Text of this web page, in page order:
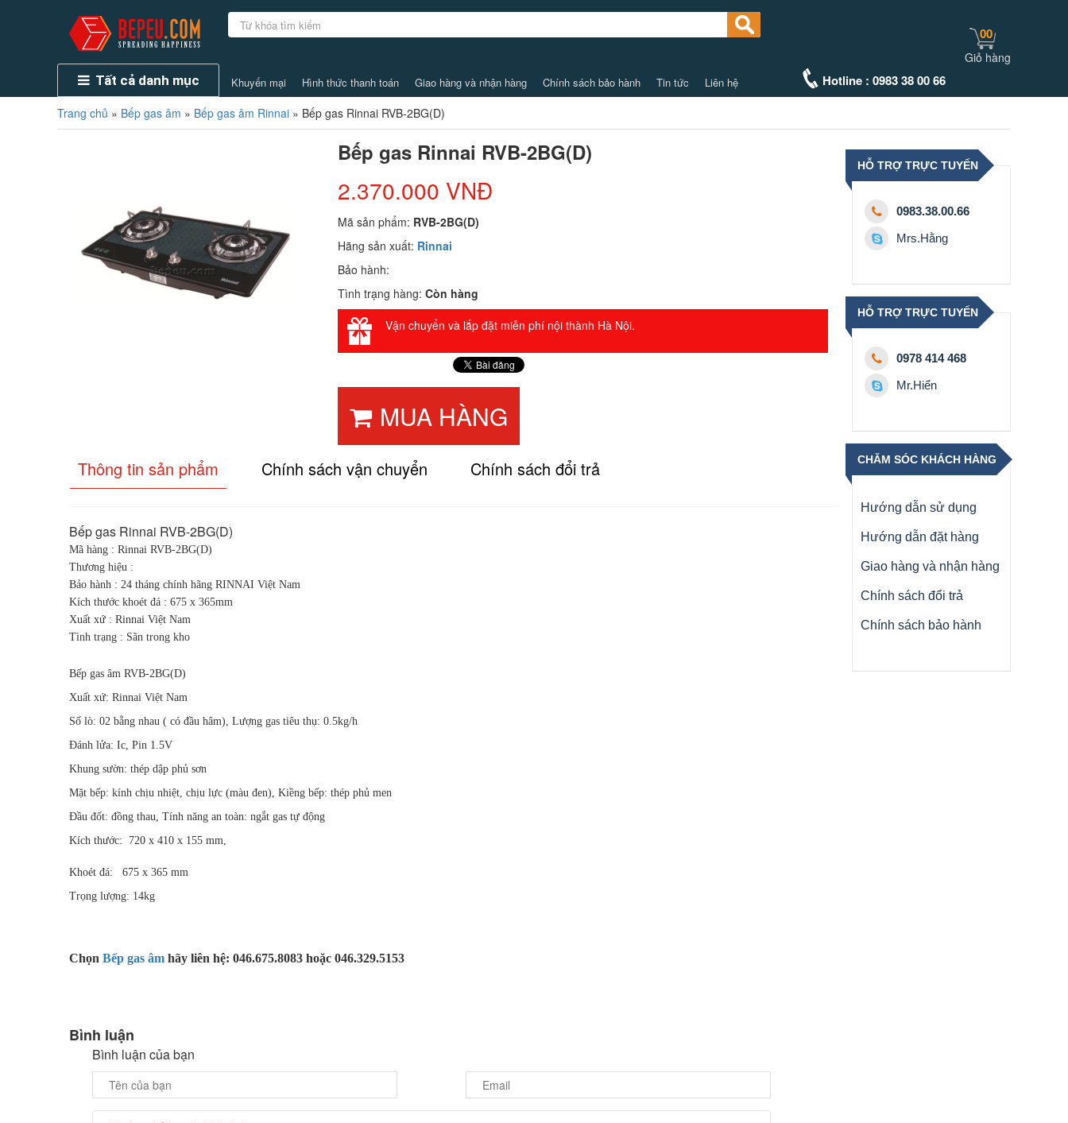
Tất cả danh mục Khuyến mại Hình thức thanh toán Giao hàng và nhận hàng Chính sách bảo hành Tin tức Liên hệ Hotline : 0983 38 00 66
00
Giỏ hàng
Trang chủ » Bếp gas âm » Bếp gas âm Rinnai » Bếp gas Rinnai RVB-2BG(D)
Bếp gas Rinnai RVB-2BG(D)
2.370.000 VNĐ
Mã sản phẩm: RVB-2BG(D)
Hãng sản xuất: Rinnai
Bảo hành:
Tình trạng hàng:Còn hàng
Vận chuyển và lắp đặt miễn phí nội thành Hà Nội.
MUA HÀNG
Thông tin sản phẩm Chính sách vận chuyển Chính sách đổi trả
Bếp gas Rinnai RVB-2BG(D)
Mã hàng : Rinnai RVB-2BG(D)
Thương hiệu :
Bảo hành : 24 tháng chính hãng RINNAI Việt Nam
Kích thước khoét đá : 675 x 365mm
Xuất xứ : Rinnai Việt Nam
Tình trạng : Sãn trong kho
Bếp gas âm RVB-2BG(D)
Xuất xứ: Rinnai Việt Nam
Số lò: 02 bằng nhau ( có đầu hâm), Lượng gas tiêu thụ: 0.5kg/h
Đánh lửa: Ic, Pin 1.5V
Khung sườn: thép dập phủ sơn
Mặt bếp: kính chịu nhiệt, chịu lực (màu đen), Kiềng bếp: thép phủ men
Đầu đốt: đồng thau, Tính năng an toàn: ngắt gas tự động
Kích thước: 720 x 410 x 155 mm,
Khoét đá: 675 x 365 mm
Trọng lượng: 14kg
Chọn Bếp gas âm hãy liên hệ: 046.675.8083 hoặc 046.329.5153
Bình luận
Bình luận của bạn
HỖ TRỢ TRỰC TUYẾN
0983.38.00.66
Mrs.Hằng
HỖ TRỢ TRỰC TUYẾN
0978 414 468
Mr.Hiển
CHĂM SÓC KHÁCH HÀNG
Hướng dẫn sử dụng
Hướng dẫn đặt hàng
Giao hàng và nhận hàng
Chính sách đổi trả
Chính sách bảo hành